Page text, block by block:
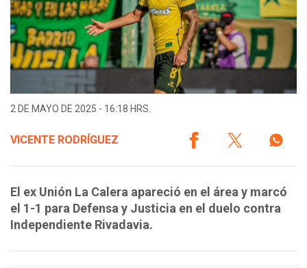
2 DE MAYO DE 2025 - 16:18 HRS.
VICENTE RODRÍGUEZ
El ex Unión La Calera apareció en el área y marcó
el 1-1 para Defensa y Justicia en el duelo contra
Independiente Rivadavia.